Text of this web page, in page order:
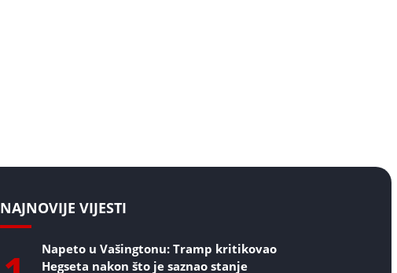
NAJNOVIJE VIJESTI
Napeto u Vašingtonu: Tramp kritikovao
Hegseta nakon što je saznao stanje